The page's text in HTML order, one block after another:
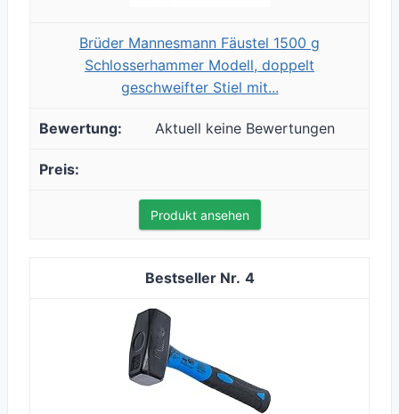
Brüder Mannesmann Fäustel 1500 g
Schlosserhammer Modell, doppelt
geschweifter Stiel mit...
Aktuell keine Bewertungen
Produkt ansehen
4